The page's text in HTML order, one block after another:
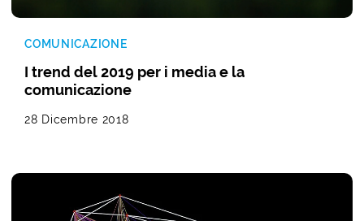
COMUNICAZIONE
I trend del 2019 per i media e la
comunicazione
28 Dicembre 2018